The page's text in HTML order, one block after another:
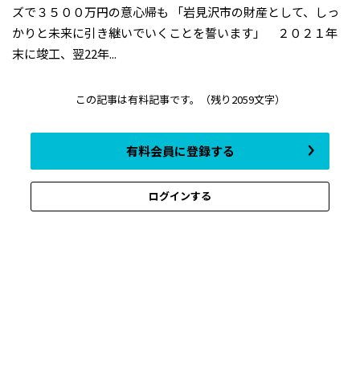
ズで３５００万円の意心帰も 「岩見沢市の財産として、しっ
かりと未来に引き継いでいくことを誓います」 ２０２１年
末に竣工、翌22年...
この記事は有料記事です。 （残り2059文字）
有料会員に登録する
ログインする